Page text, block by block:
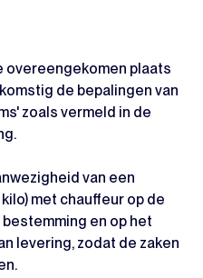
overeengekomen plaats
de bepalingen van
zoals vermeld in de
van een
met chauffeur op de
en op het
levering, zodat de zaken